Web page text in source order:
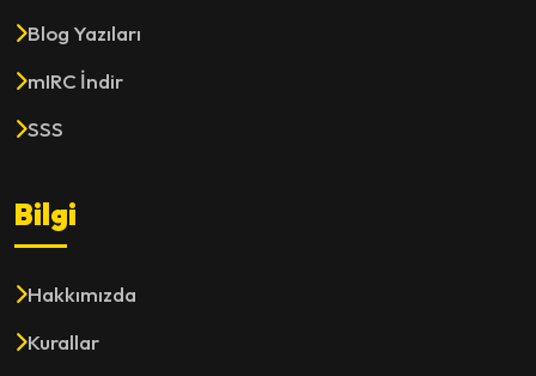
Blog Yazıları
mIRC İndir
SSS
Bilgi
Hakkımızda
Kurallar